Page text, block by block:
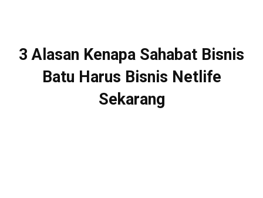
3 Alasan Kenapa Sahabat Bisnis
Batu Harus Bisnis Netlife
Sekarang